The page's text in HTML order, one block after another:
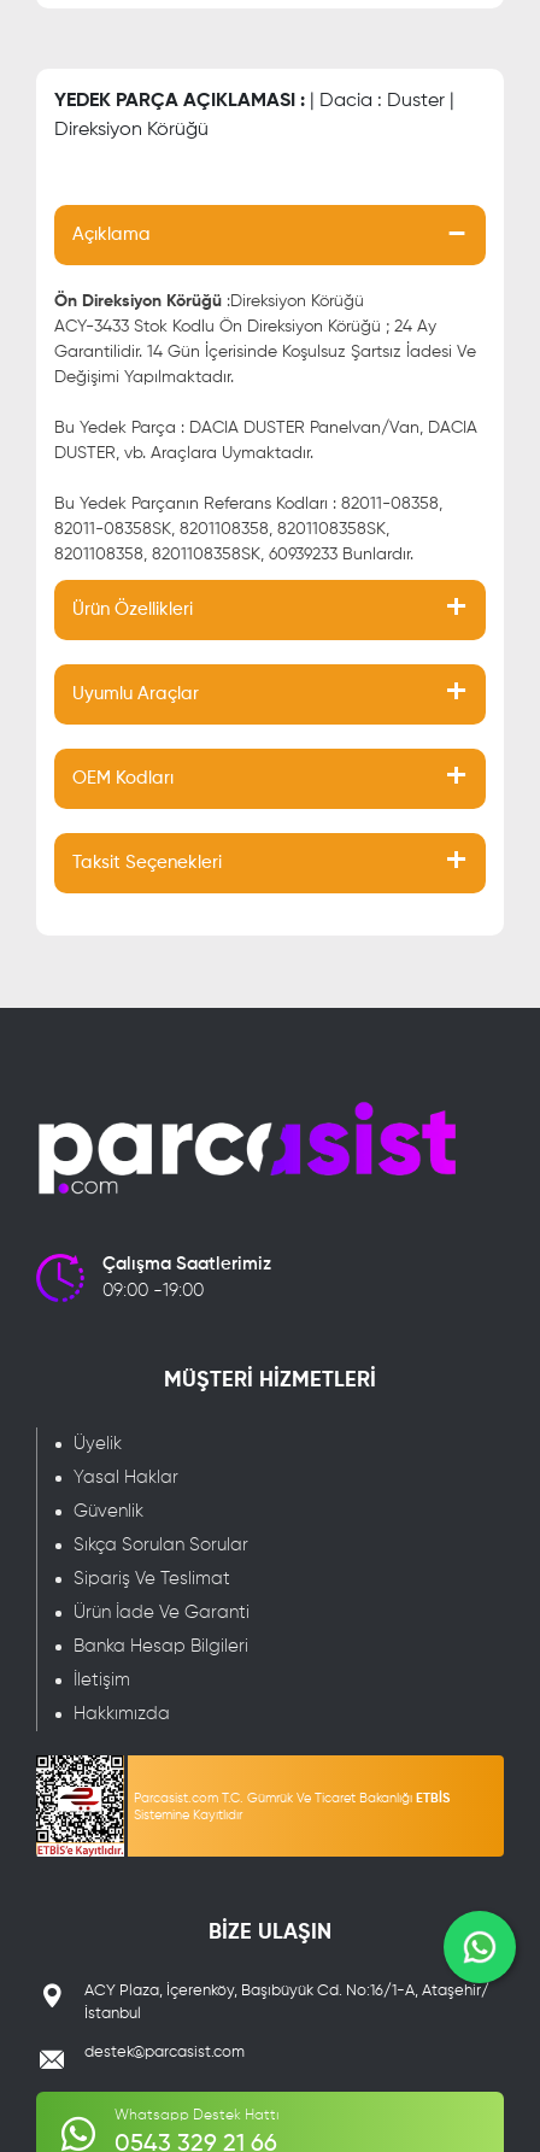
YEDEK PARÇA AÇIKLAMASI : | Dacia : Duster |
Direksiyon Körüğü
Açıklama
Ön Direksiyon Körüğü :Direksiyon Körüğü
ACY-3433 Stok Kodlu Ön Direksiyon Körüğü ; 24 Ay
Garantilidir. 14 Gün İçerisinde Koşulsuz Şartsız İadesi Ve
Değişimi Yapılmaktadır.
Bu Yedek Parça : DACIA DUSTER Panelvan/Van, DACIA
DUSTER, vb. Araçlara Uymaktadır.
Bu Yedek Parçanın Referans Kodları : 82011-08358,
82011-08358SK, 8201108358, 8201108358SK,
8201108358, 8201108358SK, 60939233 Bunlardır.
Ürün Özellikleri
Uyumlu Araçlar
OEM Kodları
Taksit Seçenekleri
Çalışma Saatlerimiz
09:00 -19:00
MÜŞTERİ HİZMETLERİ
Üyelik
Yasal Haklar
Güvenlik
Sıkça Sorulan Sorular
Sipariş Ve Teslimat
Ürün İade Ve Garanti
Banka Hesap Bilgileri
İletişim
Hakkımızda
Parcasist.com T.C. Gümrük Ve Ticaret Bakanlığı ETBİS
Sistemine Kayıtlıdır
BİZE ULAŞIN
ACY Plaza, İçerenköy, Başıbüyük Cd. No:16/1-A, Ataşehir/
İstanbul
destek@parcasist.com
Whatsapp Destek Hattı
0543 329 21 66